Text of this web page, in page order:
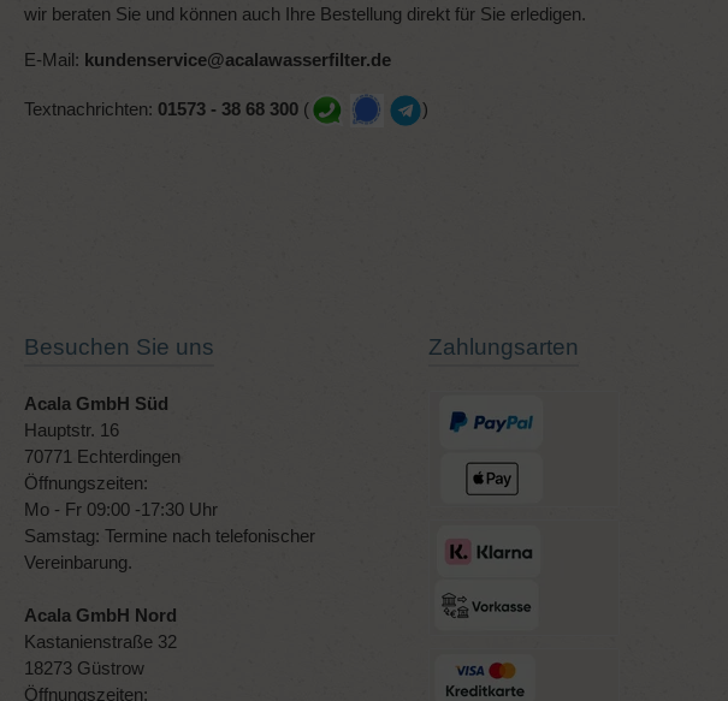
wir beraten Sie und können auch Ihre Bestellung direkt für Sie erledigen.
E-Mail: kundenservice@acalawasserfilter.de
Textnachrichten: 01573 - 38 68 300 ( )
Besuchen Sie uns
Acala GmbH Süd
Hauptstr. 16
70771 Echterdingen
Öffnungszeiten:
Mo - Fr 09:00 -17:30 Uhr
Samstag: Termine nach telefonischer
Vereinbarung.
Acala GmbH Nord
Kastanienstraße 32
18273 Güstrow
Öffnungszeiten:
Zahlungsarten